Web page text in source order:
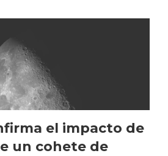
el impacto de
un cohete de